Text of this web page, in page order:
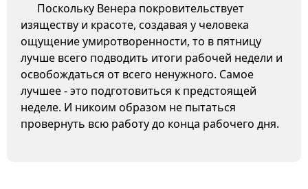
Поскольку Венера покровительствует
изяществу и красоте, создавая у человека
ощущение умиротворенности, то в пятницу
лучше всего подводить итоги рабочей недели и
освобождаться от всего ненужного. Самое
лучшее - это подготовиться к предстоящей
неделе. И никоим образом не пытаться
провернуть всю работу до конца рабочего дня.